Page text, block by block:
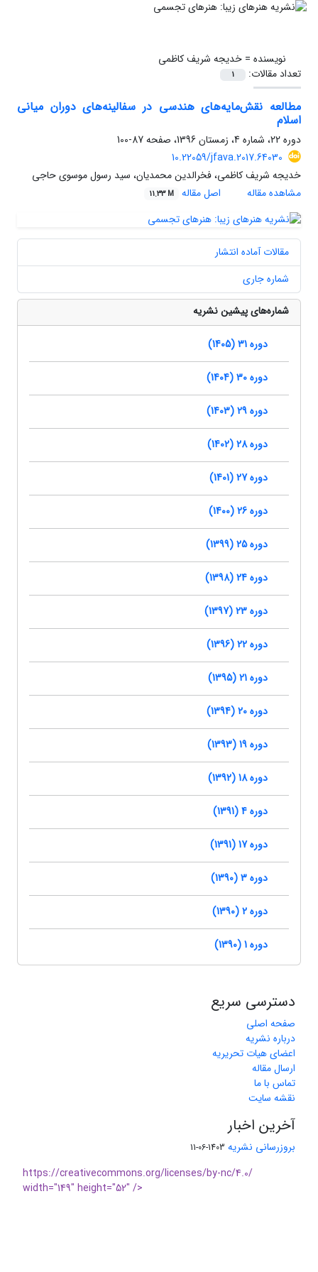
نویسنده =خدیجه شریف کاظمی
تعداد مقالات:
1
مطالعه نقش‌مایه‌های هندسی در سفالینه‌های دوران میانی
اسلام
دوره 22، شماره 4، زمستان 1396، صفحه
87-100
10.22059/jfava.2017.64030
خدیجه شریف کاظمی، فخرالدین محمدیان، سید رسول موسوی حاجی
مشاهده مقاله
اصل مقاله 11.33 M
مقالات آماده انتشار
شماره جاری
شماره‌های پیشین نشریه
دوره 31 (1405)
دوره 30 (1404)
دوره 29 (1403)
دوره 28 (1402)
دوره 27 (1401)
دوره 26 (1400)
دوره 25 (1399)
دوره 24 (1398)
دوره 23 (1397)
دوره 22 (1396)
دوره 21 (1395)
دوره 20 (1394)
دوره 19 (1393)
دوره 18 (1392)
دوره 4 (1391)
دوره 17 (1391)
دوره 3 (1390)
دوره 2 (1390)
دوره 1 (1390)
دسترسی سریع
صفحه اصلی
درباره نشریه
اعضای هیات تحریریه
ارسال مقاله
تماس با ما
نقشه سایت
آخرین اخبار
بروزرسانی نشریه 1403-06-11
https://creativecommons.org/licenses/by-nc/4.0/
width="149" height="52" />